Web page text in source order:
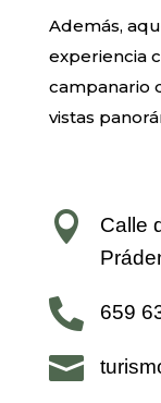
Además,
experiencia
campanario
vistas

Calle
 659
